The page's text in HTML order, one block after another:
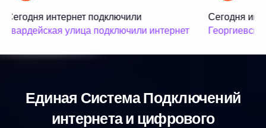
Сегодня интернет подключили
Гвардейская улица подключили интернет
Сегодня
Единая Система Подключений
интернета и цифрового